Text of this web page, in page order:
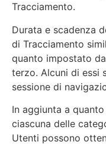
Tracciamento.
Durata e scadenza
di Tracciamento
quanto impostato
terzo. Alcuni di essi
sessione di
In aggiunta a
ciascuna delle
Utenti possono